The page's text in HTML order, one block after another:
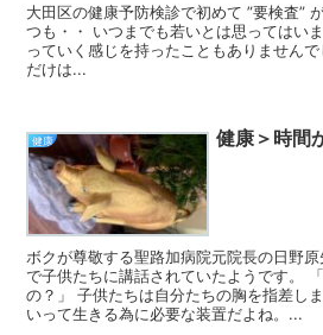
大田区の健康予防検診で初めて ”要検査”
つも・・ いつまでも若いとは思ってはい
っていく感じを持ったこともありません
だけは...
健康 健康＞時間
ボクが尊敬する聖路加病院元院長の日野
で子供たちに講話されていたようです。
の？」 子供たちは自分たちの胸を指差し
いって生きる為に必要な装置だよね。...